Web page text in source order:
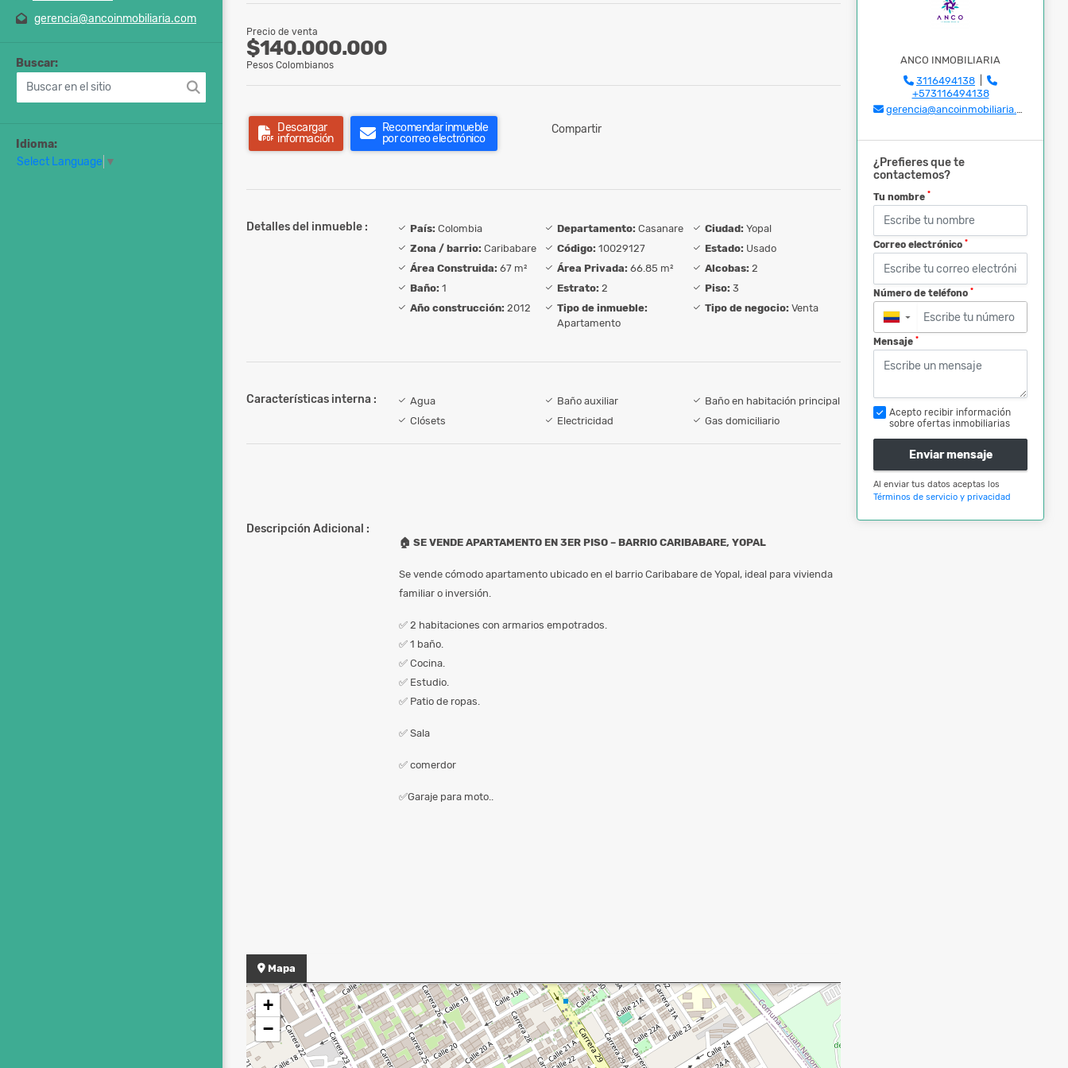
gerencia@ancoinmobiliaria.com
Buscar:
Idioma:
Select Language ▼
Precio de venta
$140.000.000
Pesos Colombianos
Descargar
información
Recomendar inmueble
por correo electrónico
Compartir
Detalles del inmueble : País: Colombia Departamento: Casanare Ciudad: Yopal
Zona / barrio: Caribabare Código: 10029127 Estado: Usado
Área Construida: 67 m² Área Privada: 66.85 m² Alcobas: 2
Baño: 1 Estrato: 2 Piso: 3
Año construcción: 2012
Tipo de inmueble:
Apartamento
Tipo de negocio: Venta
Características interna : Agua Baño auxiliar
Baño en habitación principal
Clósets
Electricidad Gas domiciliario
Descripción Adicional :
🏠 SE VENDE APARTAMENTO EN 3ER PISO – BARRIO CARIBABARE, YOPAL
Se vende cómodo apartamento ubicado en el barrio Caribabare de Yopal, ideal para vivienda
familiar o inversión.
✅ 2 habitaciones con armarios empotrados.
✅ 1 baño.
✅ Cocina.
✅ Estudio.
✅ Patio de ropas.
✅ Sala
✅ comerdor
✅Garaje para moto..
Mapa
+
−
ANCO INMOBILIARIA
3116494138
+573116494138
gerencia@ancoinmobiliaria.com
¿Prefieres que te
contactemos?
Tu nombre *
Correo electrónico *
Número de teléfono *
▼
Mensaje *
Acepto recibir información
sobre ofertas inmobiliarias
Enviar mensaje
Al enviar tus datos aceptas los
Términos de servicio y privacidad